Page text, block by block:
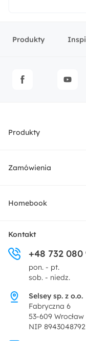
Produkty
Produkty
Meble
Dekoracje i akcesoria
Promocje
Zamówienia
Dostawa
Zwroty
Pytania i odpowiedzi
Homebook
O nas
Centrum prasowe
Regulamin
Kontakt
+48 732 080
pon. - pt.
sob. - niedz.
Selsey sp. z o.o.
Fabryczna 6
53-609 Wrocław
NIP 8943048792